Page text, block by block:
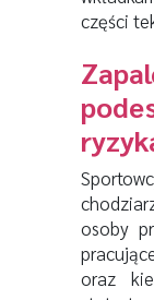
części
osoby
oraz